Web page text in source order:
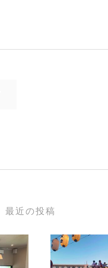
最近の投稿